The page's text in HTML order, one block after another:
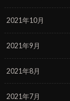
2021年10月
2021年9月
2021年8月
2021年7月